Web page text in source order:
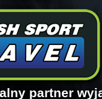
partner